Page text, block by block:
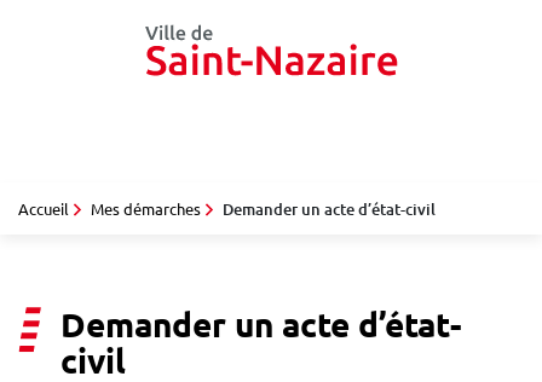
Accueil Mes démarches Demander un acte d’état-civil
Demander un acte d’état-
civil